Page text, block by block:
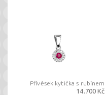
Přívěsek kytička s rubínem
14.700 Kč